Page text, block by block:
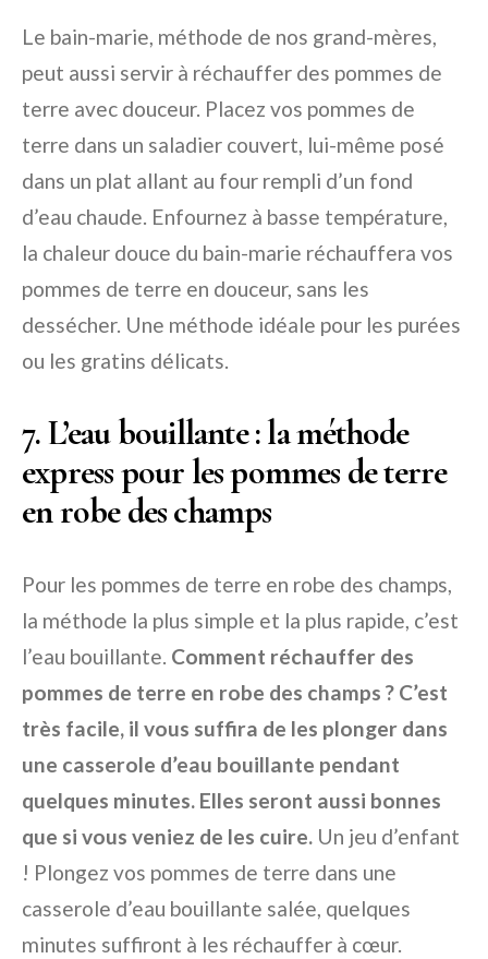
Le bain-marie, méthode de nos grand-mères,
peut aussi servir à réchauffer des pommes de
terre avec douceur. Placez vos pommes de
terre dans un saladier couvert, lui-même posé
dans un plat allant au four rempli d’un fond
d’eau chaude. Enfournez à basse température,
la chaleur douce du bain-marie réchauffera vos
pommes de terre en douceur, sans les
dessécher. Une méthode idéale pour les purées
ou les gratins délicats.
7. L’eau bouillante : la méthode
express pour les pommes de terre
en robe des champs
Pour les pommes de terre en robe des champs,
la méthode la plus simple et la plus rapide, c’est
l’eau bouillante. Comment réchauffer des
pommes de terre en robe des champs ? C’est
très facile, il vous suffira de les plonger dans
une casserole d’eau bouillante pendant
quelques minutes. Elles seront aussi bonnes
que si vous veniez de les cuire. Un jeu d’enfant
! Plongez vos pommes de terre dans une
casserole d’eau bouillante salée, quelques
minutes suffiront à les réchauffer à cœur.